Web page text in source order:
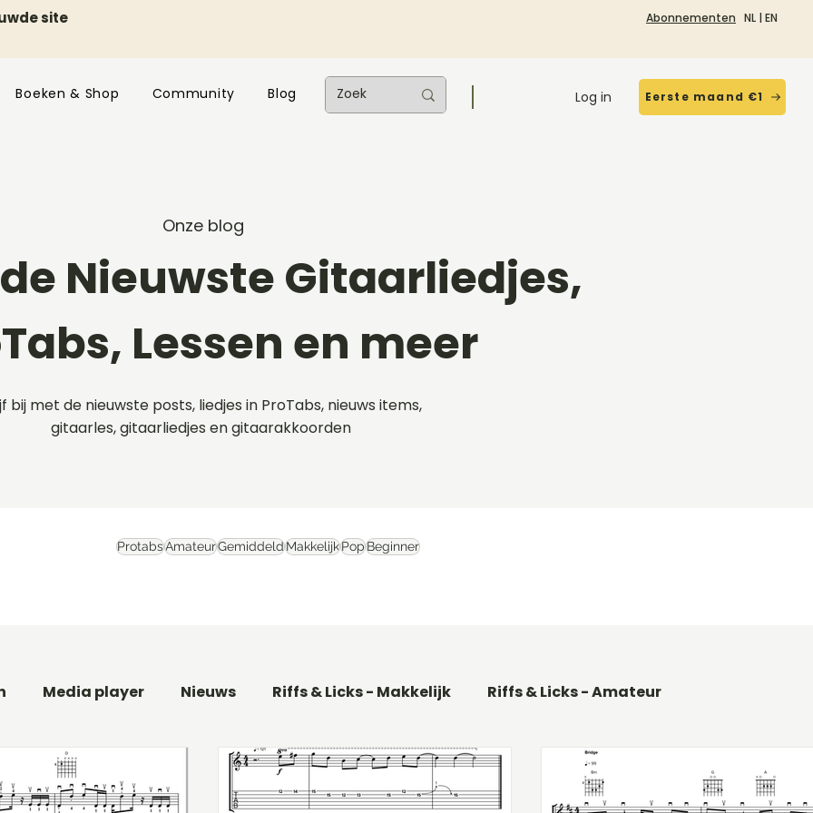
site Abonnementen NL | EN
Boeken & Shop Community Blog Log in Eerste maand €1
Onze blog
Nieuwste Gitaarliedjes,
Lessen en meer
bij met de nieuwste posts, liedjes in ProTabs, nieuws items,
gitaarles, gitaarliedjes en gitaarakkoorden
ProtabsAmateurGemiddeldMakkelijkPopBeginner
Media player Nieuws Riffs & Licks - Makkelijk Riffs & Licks - Amateur
Basgitaarles beginners Filmthema's Basgitaar songs Gitaarakkoorden C